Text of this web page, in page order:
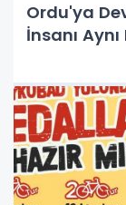
Ordu'ya
İnsanı